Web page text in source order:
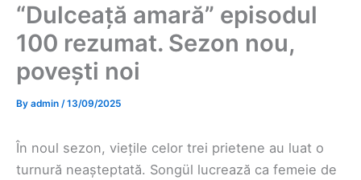
“Dulceață amară” episodul
100 rezumat. Sezon nou,
povești noi
By admin /13/09/2025
În noul sezon, viețile celor trei prietene au luat o
turnură neașteptată. Songül lucrează ca femeie de